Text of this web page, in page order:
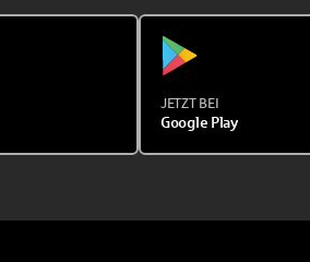
JETZT BEI
Google Play